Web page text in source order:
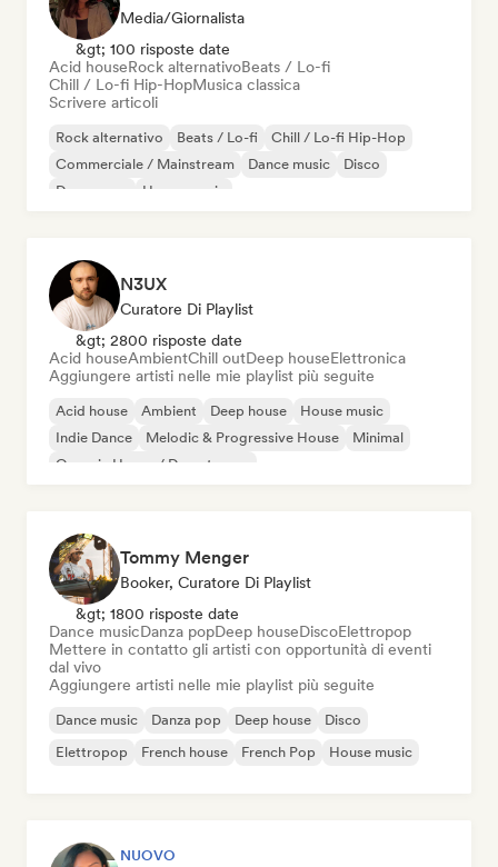
Media/Giornalista
&gt; 100 risposte date
Acid houseRock alternativoBeats / Lo-fi
Chill / Lo-fi Hip-HopMusica classica
Scrivere articoli
Rock alternativo Beats / Lo-fi
Chill / Lo-fi Hip-Hop
Commerciale / Mainstream
Dance music
Disco
Dream pop
House music
N3UX
Curatore Di Playlist
&gt; 2800 risposte date
Acid houseAmbientChill outDeep houseElettronica
Aggiungere artisti nelle mie playlist più seguite
Acid house Ambient Deep house
House music
Indie Dance
Melodic & Progressive House
Minimal
Organic House / Downtempo
Tommy Menger
Booker, Curatore Di Playlist
&gt; 1800 risposte date
Dance musicDanza popDeep houseDiscoElettropop
Mettere in contatto gli artisti con opportunità di eventi
dal vivo
Aggiungere artisti nelle mie playlist più seguite
Dance music Danza pop Deep house
Disco
Elettropop
French house French Pop House music
NUOVO